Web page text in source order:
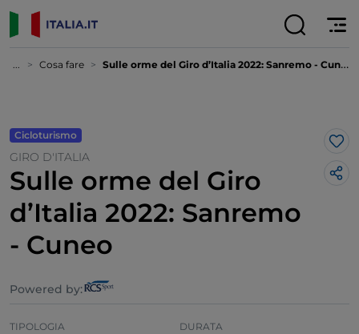
... Cosa fare Sulle orme del Giro d’Italia 2022: Sanremo - Cuneo
Cicloturismo
GIRO D'ITALIA
Sulle orme del Giro
d’Italia 2022: Sanremo
- Cuneo
Powered by:
TIPOLOGIA DURATA